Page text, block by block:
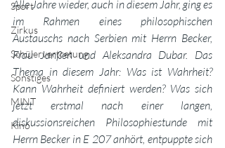
Sport
Zirkus
Schülervertretung
Sonstiges
MINT
Kino
Alle Jahre wieder, auch in diesem Jahr, ging es
im Rahmen eines philosophischen
Austauschs nach Serbien mit Herrn Becker,
Frau Janßen und Aleksandra Dubar. Das
Thema in diesem Jahr: Was ist Wahrheit?
Kann Wahrheit definiert werden? Was sich
jetzt erstmal nach einer langen,
diskussionsreichen Philosophiestunde mit
Herrn Becker in E 207 anhört, entpuppte sich